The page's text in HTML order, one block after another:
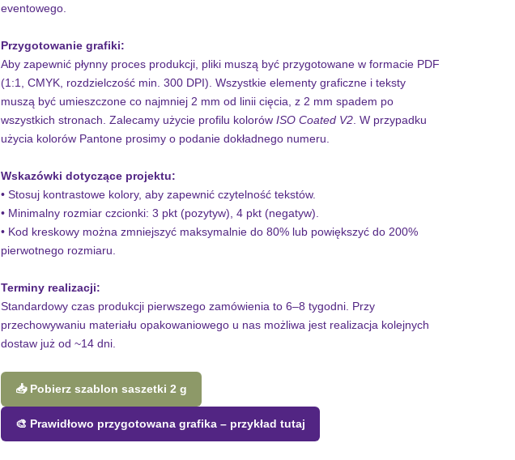
eventowego.
Przygotowanie grafiki:
Aby zapewnić płynny proces produkcji, pliki muszą być przygotowane w formacie PDF
(1:1, CMYK, rozdzielczość min. 300 DPI). Wszystkie elementy graficzne i teksty
muszą być umieszczone co najmniej 2 mm od linii cięcia, z 2 mm spadem po
wszystkich stronach. Zalecamy użycie profilu kolorów ISO Coated V2 . W przypadku
użycia kolorów Pantone prosimy o podanie dokładnego numeru.
Wskazówki dotyczące projektu:
• Stosuj kontrastowe kolory, aby zapewnić czytelność tekstów.
• Minimalny rozmiar czcionki: 3 pkt (pozytyw), 4 pkt (negatyw).
• Kod kreskowy można zmniejszyć maksymalnie do 80% lub powiększyć do 200%
pierwotnego rozmiaru.
Terminy realizacji:
Standardowy czas produkcji pierwszego zamówienia to 6–8 tygodni. Przy
przechowywaniu materiału opakowaniowego u nas możliwa jest realizacja kolejnych
dostaw już od ~14 dni.
📥 Pobierz szablon saszetki 2 g
🎨 Prawidłowo przygotowana grafika – przykład tutaj